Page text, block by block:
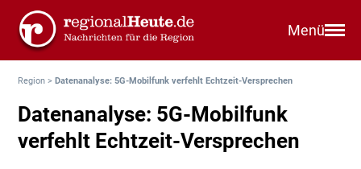
Menü
Region >Datenanalyse: 5G-Mobilfunk verfehlt Echtzeit-Versprechen
Datenanalyse: 5G-Mobilfunk
verfehlt Echtzeit-Versprechen